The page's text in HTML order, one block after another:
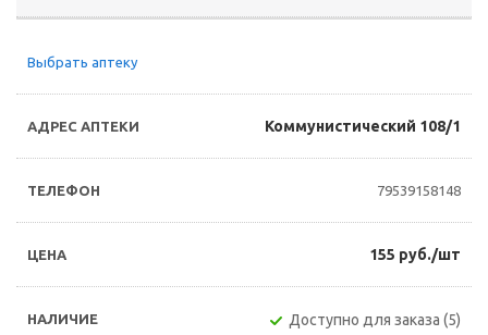
Выбрать аптеку
Коммунистический 108/1
79539158148
155 руб./шт
Доступно для заказа (5)